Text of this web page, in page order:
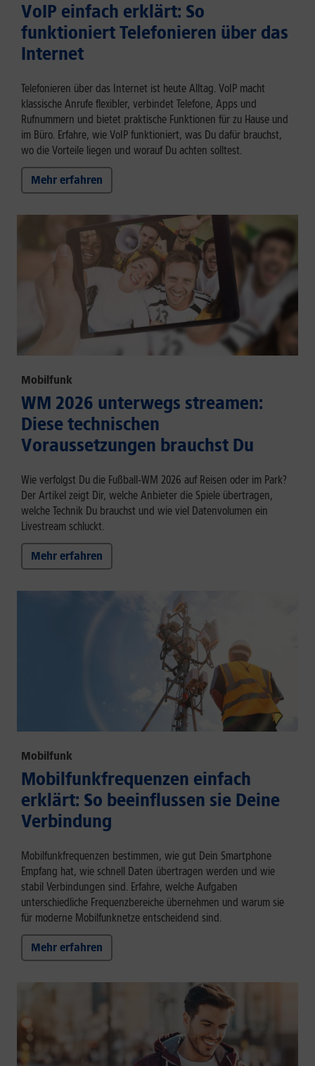
VoIP einfach erklärt: So
funktioniert Telefonieren über das
Internet
Telefonieren über das Internet ist heute Alltag. VoIP macht
klassische Anrufe flexibler, verbindet Telefone, Apps und
Rufnummern und bietet praktische Funktionen für zu Hause und
im Büro. Erfahre, wie VoIP funktioniert, was Du dafür brauchst,
wo die Vorteile liegen und worauf Du achten solltest.
Mehr erfahren
Mobilfunk
WM 2026 unterwegs streamen:
Diese technischen
Voraussetzungen brauchst Du
Wie verfolgst Du die Fußball‑WM 2026 auf Reisen oder im Park?
Der Artikel zeigt Dir, welche Anbieter die Spiele übertragen,
welche Technik Du brauchst und wie viel Datenvolumen ein
Livestream schluckt.
Mehr erfahren
Mobilfunk
Mobilfunkfrequenzen einfach
erklärt: So beeinflussen sie Deine
Verbindung
Mobilfunkfrequenzen bestimmen, wie gut Dein Smartphone
Empfang hat, wie schnell Daten übertragen werden und wie
stabil Verbindungen sind. Erfahre, welche Aufgaben
unterschiedliche Frequenzbereiche übernehmen und warum sie
für moderne Mobilfunknetze entscheidend sind.
Mehr erfahren